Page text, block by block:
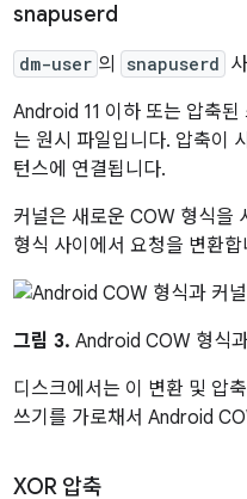
snapuserd
dm-user 의 snapuserd
Android 11 이하 또는 압축
는 원시 파일입니다. 압축이
턴스에 연결됩니다.
커널은 새로운 COW 형식을
형식 사이에서 요청을 변환합
그림 3. Android COW 형식
디스크에서는 이 변환 및 압
쓰기를 가로채서 Android
XOR 압축